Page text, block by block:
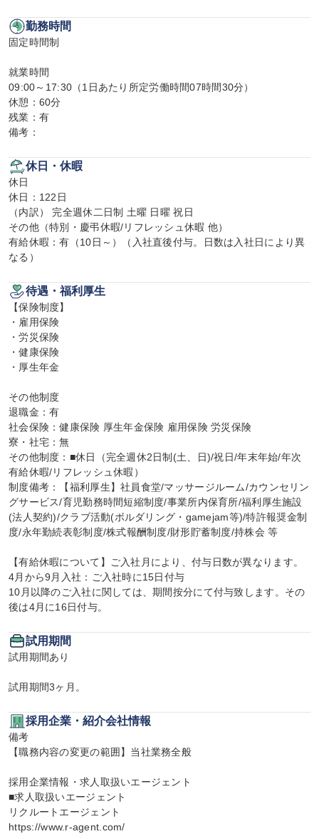
勤務時間
固定時間制
就業時間
09:00～17:30（1日あたり所定労働時間07時間30分）
休憩：60分
残業：有
備考：
休日・休暇
休日
休日：122日
（内訳） 完全週休二日制 土曜 日曜 祝日
その他（特別・慶弔休暇/リフレッシュ休暇 他）
有給休暇：有（10日～）（入社直後付与。日数は入社日により異
なる）
待遇・福利厚生
【保険制度】
・雇用保険
・労災保険
・健康保険
・厚生年金
その他制度
退職金：有
社会保険：健康保険 厚生年金保険 雇用保険 労災保険
寮・社宅：無
その他制度：■休日（完全週休2日制(土、日)/祝日/年末年始/年次
有給休暇/リフレッシュ休暇）
制度備考：【福利厚生】社員食堂/マッサージルーム/カウンセリン
グサービス/育児勤務時間短縮制度/事業所内保育所/福利厚生施設
(法人契約)/クラブ活動(ボルダリング・gamejam等)/特許報奨金制
度/永年勤続表彰制度/株式報酬制度/財形貯蓄制度/持株会 等
【有給休暇について】ご入社月により、付与日数が異なります。
4月から9月入社：ご入社時に15日付与
10月以降のご入社に関しては、期間按分にて付与致します。その
後は4月に16日付与。
試用期間
試用期間あり
試用期間3ヶ月。
採用企業・紹介会社情報
備考
【職務内容の変更の範囲】当社業務全般
採用企業情報・求人取扱いエージェント
■求人取扱いエージェント
リクルートエージェント
https://www.r-agent.com/